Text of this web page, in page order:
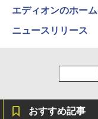
エディオンのホー
ニュースリリース
おすすめ記事